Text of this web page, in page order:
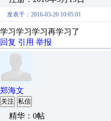
发表于：2016-03-20 10:05:01
学习学习学习再学习了
回复 引用 举报
郑海文
关注 私信
精华：0帖